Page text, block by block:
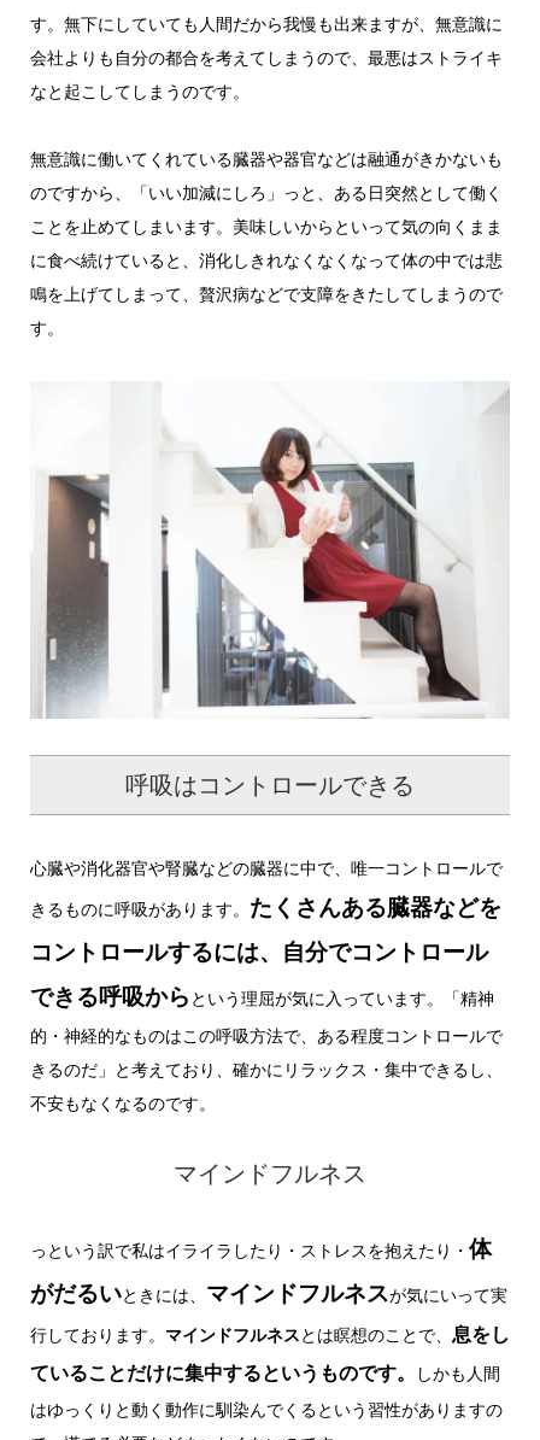
す。無下にしていても人間だから我慢も出来ますが、無意識に
会社よりも自分の都合を考えてしまうので、最悪はストライキ
なと起こしてしまうのです。
無意識に働いてくれている臓器や器官などは融通がきかないも
のですから、「いい加減にしろ」っと、ある日突然として働く
ことを止めてしまいます。美味しいからといって気の向くまま
に食べ続けていると、消化しきれなくなくなって体の中では悲
鳴を上げてしまって、贅沢病などで支障をきたしてしまうので
す。
呼吸はコントロールできる
心臓や消化器官や腎臓などの臓器に中で、唯一コントロールで
きるものに呼吸があります。 たくさんある臓器などを
コントロールするには、自分でコントロール
できる呼吸から という理屈が気に入っています。「精神
的・神経的なものはこの呼吸方法で、ある程度コントロールで
きるのだ」と考えており、確かにリラックス・集中できるし、
不安もなくなるのです。
マインドフルネス
っという訳で私はイライラしたり・ストレスを抱えたり・ 体
がだるいときには、 マインドフルネスが気にいって実
行しております。 マインドフルネスとは瞑想のことで、 息をし
ていることだけに集中するというものです。
しかも人間
はゆっくりと動く動作に馴染んでくるという習性がありますの